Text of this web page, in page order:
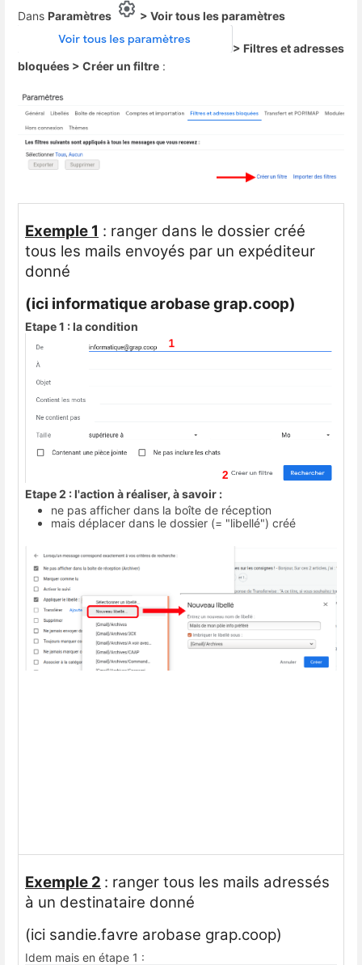
Dans Paramètres > Voir tous les paramètres
> Filtres et adresses
bloquées > Créer un filtre :
Exemple 1 : ranger dans le dossier créé
tous les mails envoyés par un expéditeur
donné
(ici informatique arobase grap.coop)
Etape 1 : la condition
Etape 2 : l'action à réaliser, à savoir :
ne pas afficher dans la boîte de réception
mais déplacer dans le dossier (= "libellé") créé
Exemple 2 : ranger tous les mails adressés
à un destinataire donné
(ici sandie.favre arobase grap.coop)
Idem mais en étape 1 :